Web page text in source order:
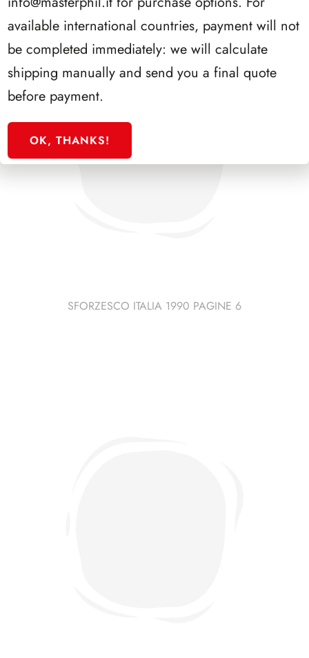
SFORZESCO ITALIA 1990 PAGINE 6
available international countries, payment will not
be completed immediately: we will calculate
shipping manually and send you a final quote
before payment.
OK, THANKS!